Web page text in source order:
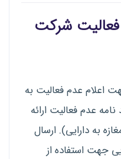
فعالیت شرکت
عدم فعالیت به
نامه عدم فعالیت ارائه
به دارایی). ارسال
جهت استفاده از